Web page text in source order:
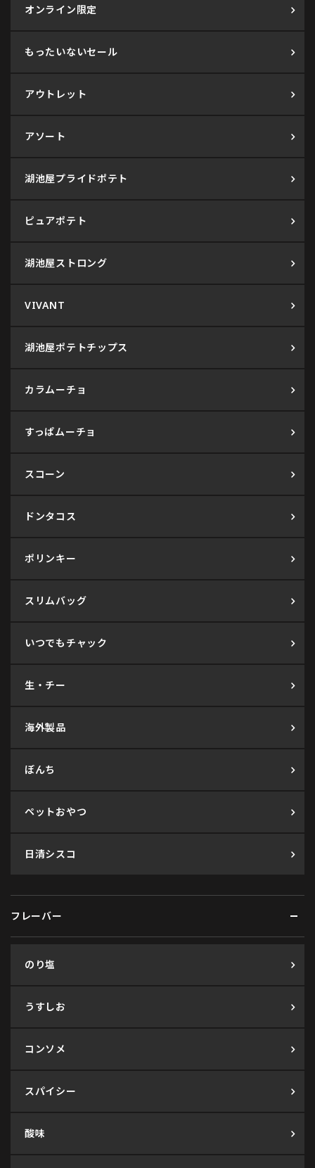
オンライン限定
もったいないセール
アウトレット
アソート
湖池屋プライドポテト
ピュアポテト
湖池屋ストロング
VIVANT
湖池屋ポテトチップス
カラムーチョ
すっぱムーチョ
スコーン
ドンタコス
ポリンキー
スリムバッグ
いつでもチャック
生・チー
海外製品
ぼんち
ペットおやつ
日清シスコ
フレーバー
のり塩
うすしお
コンソメ
スパイシー
酸味